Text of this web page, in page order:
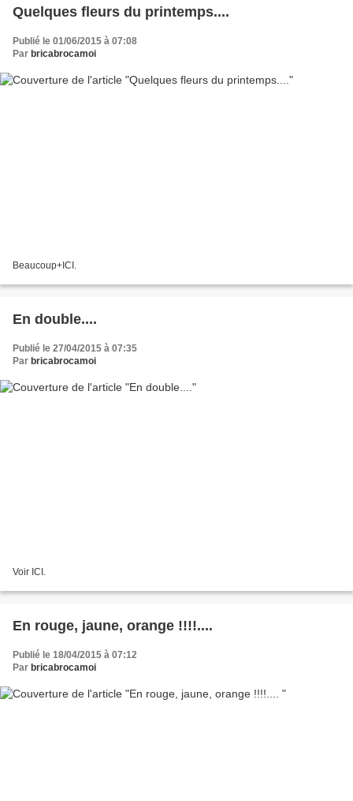
Quelques fleurs du printemps....
Publié le 01/06/2015 à 07:08
Par bricabrocamoi
Beaucoup+ICI.
En double....
Publié le 27/04/2015 à 07:35
Par bricabrocamoi
Voir ICI.
En rouge, jaune, orange !!!!....
Publié le 18/04/2015 à 07:12
Par bricabrocamoi